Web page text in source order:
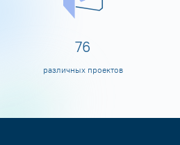
80
различных проектов